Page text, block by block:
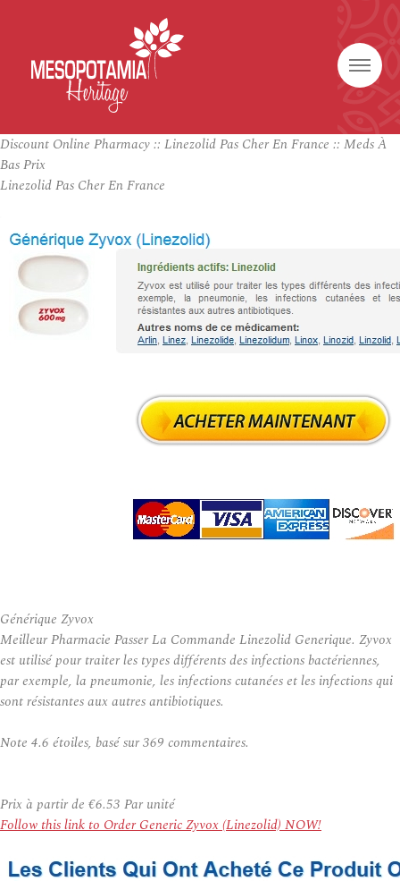
Discount Online Pharmacy :: Linezolid Pas Cher En France :: Meds À
Bas Prix
Linezolid Pas Cher En France
Générique Zyvox
Meilleur Pharmacie Passer La Commande Linezolid Generique. Zyvox
est utilisé pour traiter les types différents des infections bactériennes,
par exemple, la pneumonie, les infections cutanées et les infections qui
sont résistantes aux autres antibiotiques.
Note 4.6 étoiles, basé sur369 commentaires.
Prix à partir de €6.53 Par unité
Follow this link to Order Generic Zyvox (Linezolid) NOW!